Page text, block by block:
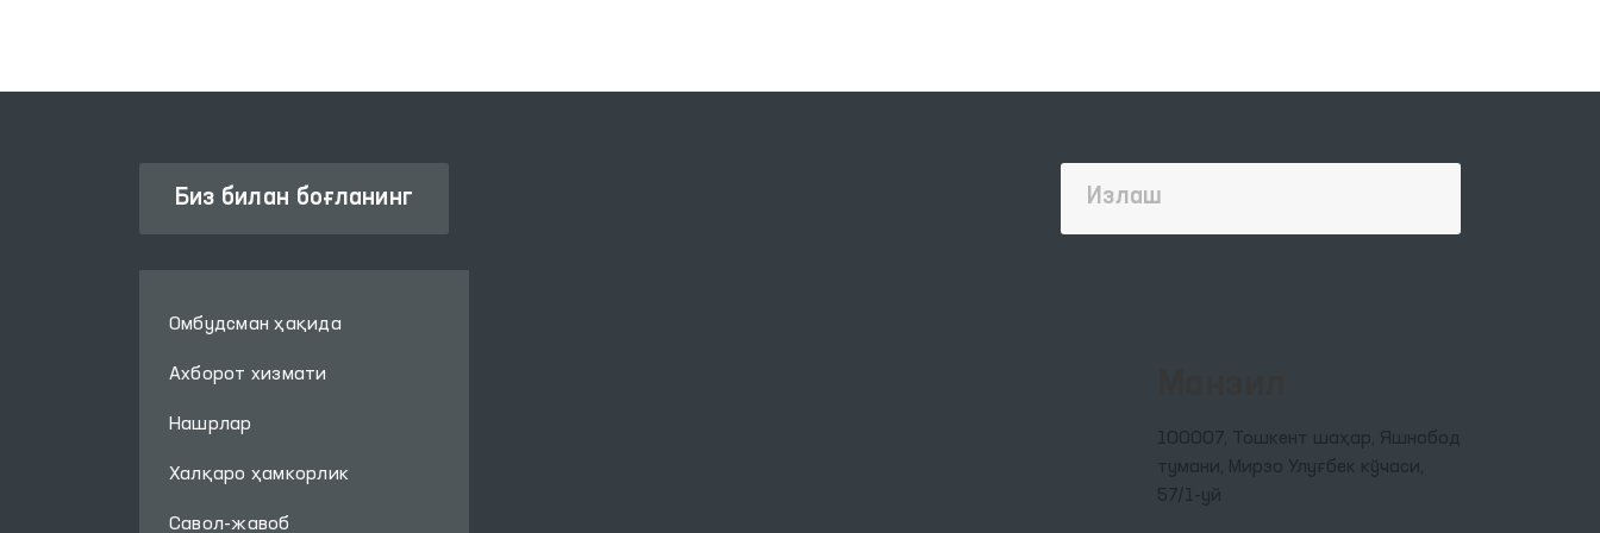
Биз билан боғланинг
Омбудсман ҳақида
Ахборот хизмати
Нашрлар
Халқаро ҳамкорлик
Савол-жавоб
100007, Тошкент шаҳар, Яшнобод
тумани, Мирзо Улуғбек кўчаси,
57/1-уй